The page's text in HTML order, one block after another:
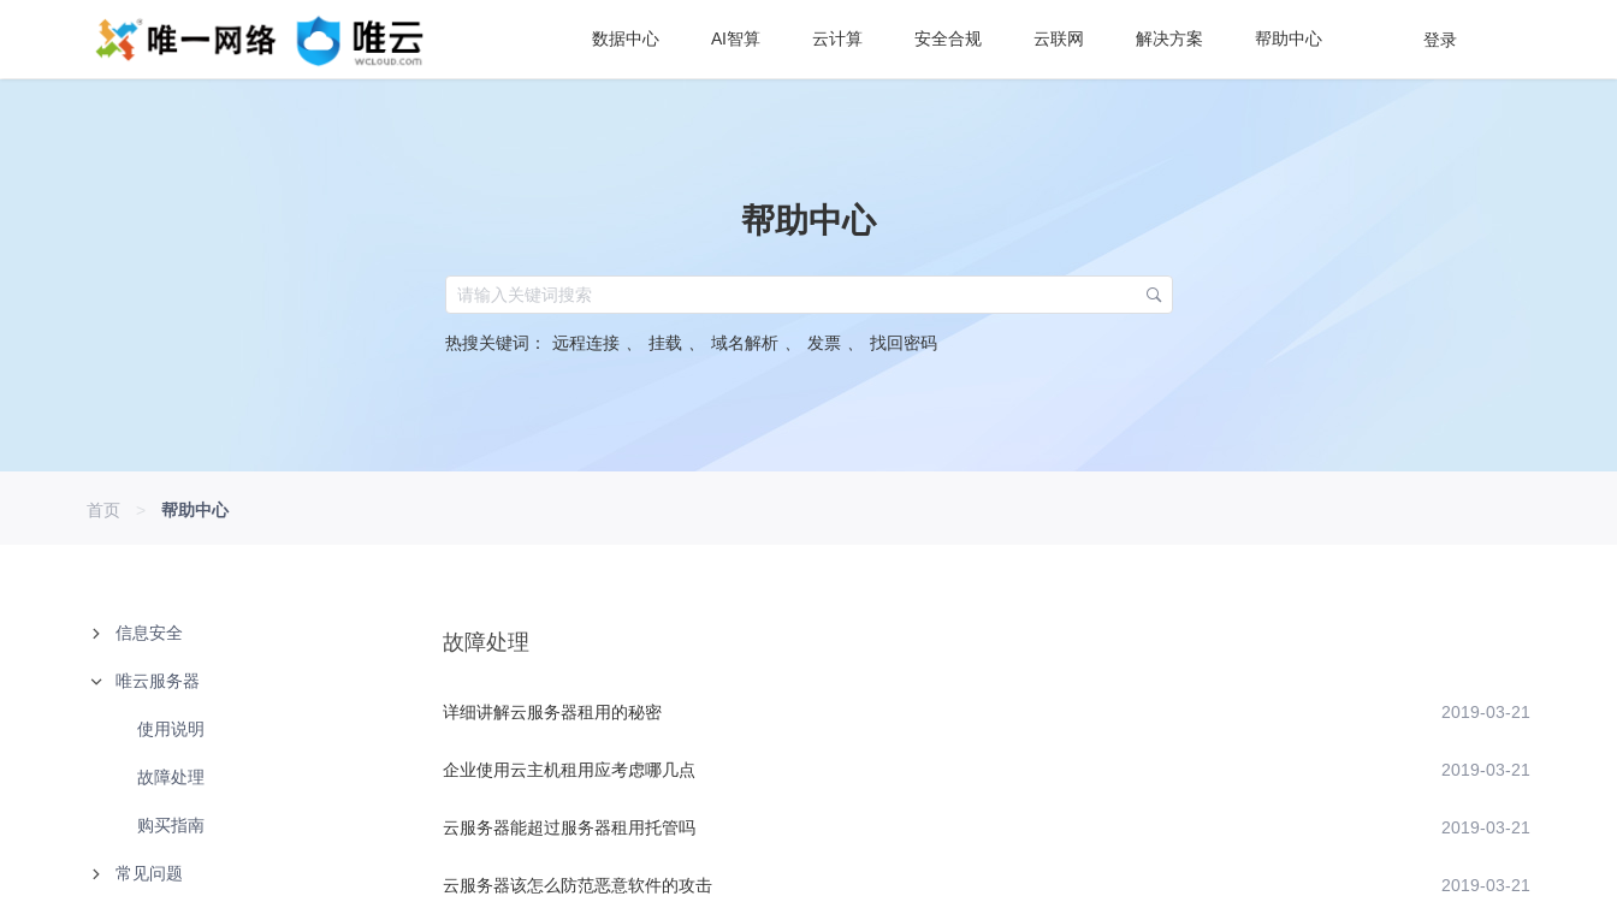
数据中心 AI智算 云计算 安全合规 云联网 解决方案 帮助中心 登录
帮助中心
热搜关键词： 远程连接 挂载 域名解析 发票 找回密码
首页 > 帮助中心
信息安全
备案中心
实名认证
白名单
唯云服务器
使用说明
故障处理
购买指南
常见问题
故障处理
详细讲解云服务器租用的秘密 2019-03-21
企业使用云主机租用应考虑哪几点 2019-03-21
云服务器能超过服务器租用托管吗 2019-03-21
云服务器该怎么防范恶意软件的攻击 2019-03-21